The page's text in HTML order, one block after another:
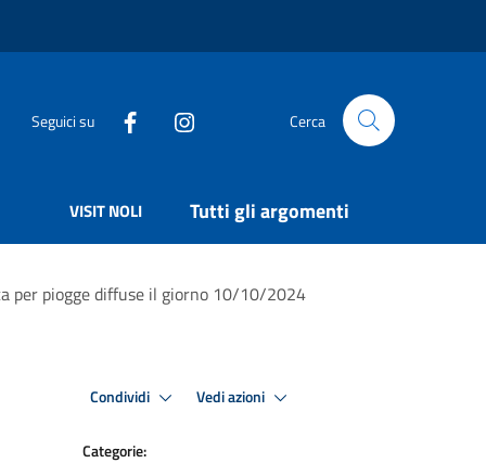
Seguici su Cerca
VISIT NOLI Tutti gli argomenti
per piogge diffuse il giorno 10/10/2024
Condividi Vedi azioni
Categorie: